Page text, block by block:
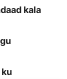
kala